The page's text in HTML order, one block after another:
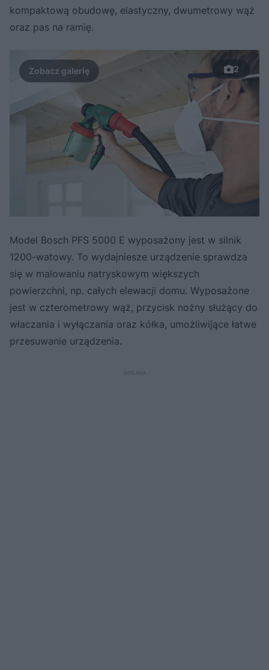
kompaktową obudowę, elastyczny, dwumetrowy wąż
oraz pas na ramię.
2
Model Bosch PFS 5000 E wyposażony jest w silnik
1200-watowy. To wydajniesze urządzenie sprawdza
się w malowaniu natryskowym większych
powierzchni, np. całych elewacji domu. Wyposażone
jest w czterometrowy wąż, przycisk nożny służący do
właczania i wyłączania oraz kółka, umożliwijące łatwe
przesuwanie urządzenia.